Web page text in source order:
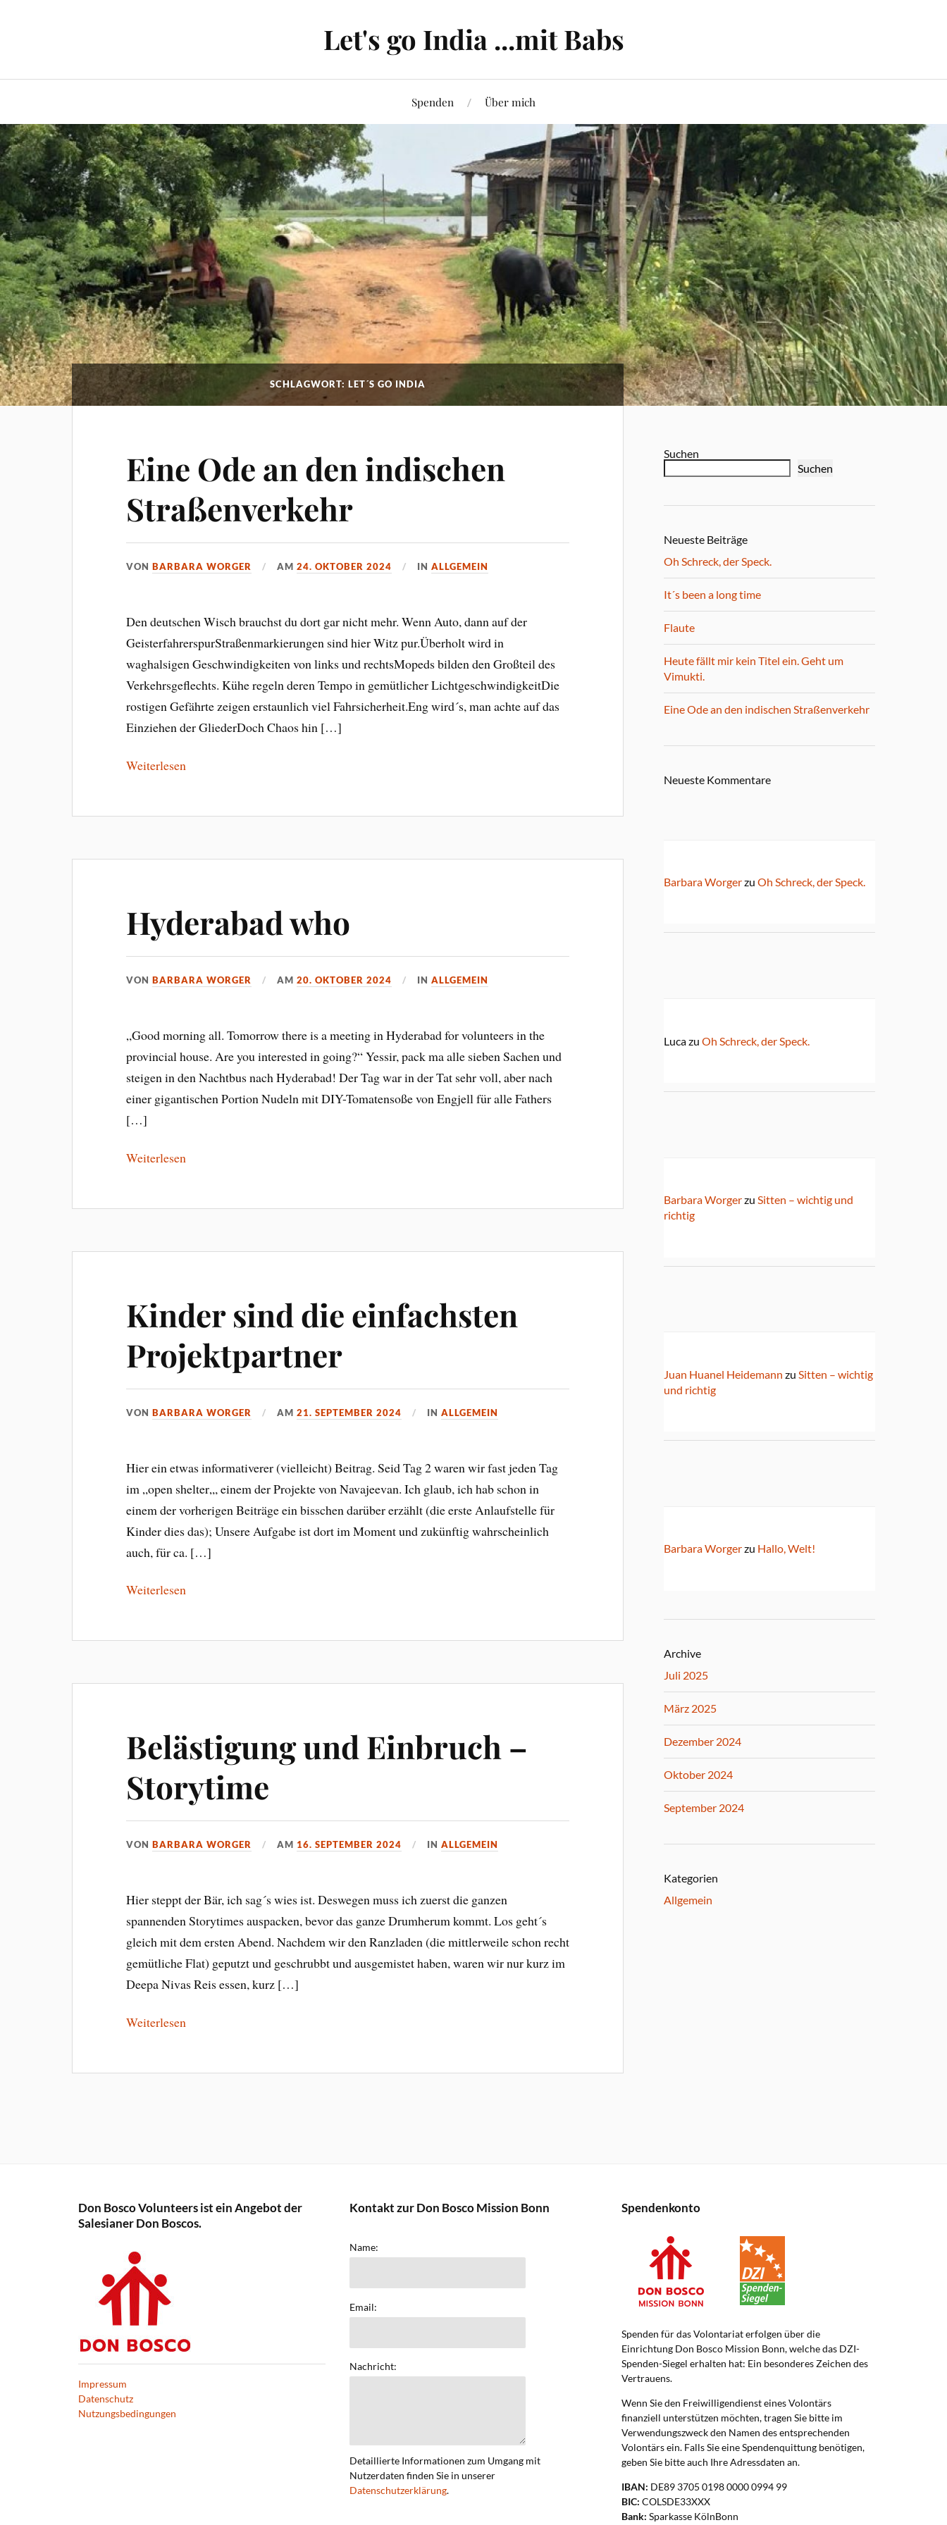
Let's go India ...mit Babs
Spenden Über mich
SCHLAGWORT: LET´S GO INDIA
Eine Ode an den indischen
Straßenverkehr
VONBARBARA WORGER AM24. OKTOBER 2024 INALLGEMEIN
Den deutschen Wisch brauchst du dort gar nicht mehr. Wenn Auto, dann auf der
GeisterfahrerspurStraßenmarkierungen sind hier Witz pur.Überholt wird in
waghalsigen Geschwindigkeiten von links und rechtsMopeds bilden den Großteil des
Verkehrsgeflechts. Kühe regeln deren Tempo in gemütlicher LichtgeschwindigkeitDie
rostigen Gefährte zeigen erstaunlich viel Fahrsicherheit.Eng wird´s, man achte auf das
Einziehen der GliederDoch Chaos hin […]
Weiterlesen
Hyderabad who
VONBARBARA WORGER AM20. OKTOBER 2024 INALLGEMEIN
„Good morning all. Tomorrow there is a meeting in Hyderabad for volunteers in the
provincial house. Are you interested in going?“ Yessir, pack ma alle sieben Sachen und
steigen in den Nachtbus nach Hyderabad! Der Tag war in der Tat sehr voll, aber nach
einer gigantischen Portion Nudeln mit DIY-Tomatensoße von Engjell für alle Fathers
[…]
Weiterlesen
Kinder sind die einfachsten
Projektpartner
VONBARBARA WORGER AM21. SEPTEMBER 2024 INALLGEMEIN
Hier ein etwas informativerer (vielleicht) Beitrag. Seid Tag 2 waren wir fast jeden Tag
im „open shelter„, einem der Projekte von Navajeevan. Ich glaub, ich hab schon in
einem der vorherigen Beiträge ein bisschen darüber erzählt (die erste Anlaufstelle für
Kinder dies das); Unsere Aufgabe ist dort im Moment und zukünftig wahrscheinlich
auch, für ca. […]
Weiterlesen
Belästigung und Einbruch –
Storytime
VONBARBARA WORGER AM 16. SEPTEMBER 2024 INALLGEMEIN
Hier steppt der Bär, ich sag´s wies ist. Deswegen muss ich zuerst die ganzen
spannenden Storytimes auspacken, bevor das ganze Drumherum kommt. Los geht´s
gleich mit dem ersten Abend. Nachdem wir den Ranzladen (die mittlerweile schon recht
gemütliche Flat) geputzt und geschrubbt und ausgemistet haben, waren wir nur kurz im
Deepa Nivas Reis essen, kurz […]
Weiterlesen
Suchen
Suchen
Neueste Beiträge
Oh Schreck, der Speck.
It´s been a long time
Flaute
Heute fällt mir kein Titel ein. Geht um
Vimukti.
Eine Ode an den indischen Straßenverkehr
Neueste Kommentare
Barbara WorgerzuOh Schreck, der Speck.
LucazuOh Schreck, der Speck.
Barbara WorgerzuSitten – wichtig und
richtig
Juan Huanel Heidemann zuSitten – wichtig
und richtig
Barbara Worgerzu Hallo, Welt!
Archive
Juli 2025
März 2025
Dezember 2024
Oktober 2024
September 2024
Kategorien
Allgemein
Don Bosco Volunteers ist ein Angebot der
Salesianer Don Boscos.
Impressum
Datenschutz
Nutzungsbedingungen
Kontakt zur Don Bosco Mission Bonn
Name:
Email:
Nachricht:
Detaillierte Informationen zum Umgang mit
Nutzerdaten finden Sie in unserer
Datenschutzerklärung.
Spendenkonto
Spenden für das Volontariat erfolgen über die
Einrichtung Don Bosco Mission Bonn, welche das DZI-
Spenden-Siegel erhalten hat: Ein besonderes Zeichen des
Vertrauens.
Wenn Sie den Freiwilligendienst eines Volontärs
finanziell unterstützen möchten, tragen Sie bitte im
Verwendungszweck den Namen des entsprechenden
Volontärs ein. Falls Sie eine Spendenquittung benötigen,
geben Sie bitte auch Ihre Adressdaten an.
IBAN: DE89 3705 0198 0000 0994 99
BIC: COLSDE33XXX
Bank: Sparkasse KölnBonn